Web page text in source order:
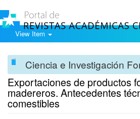
View Item
Ciencia e Investigación
Exportaciones de productos
madereros. Antecedentes
comestibles